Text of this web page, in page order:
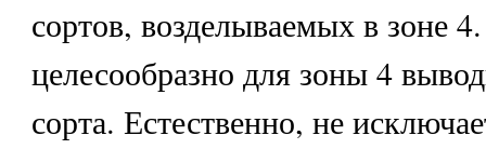
сортов, возделываемых в зоне
целесообразно для зоны 4
сорта. Естественно, не